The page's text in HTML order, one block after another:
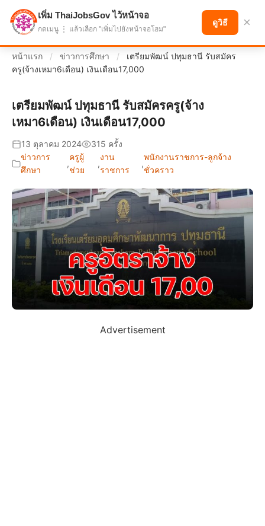
แบ่งปันโอกาส เพื่ออนาคตที่ก้าวหน้า
หน้าแรก / ข่าวการศึกษา /
เตรียมพัฒน์ ปทุมธานี รับสมัคร
ครู(จ้างเหมา6เดือน) เงินเดือน17,000
เตรียมพัฒน์ ปทุมธานี รับสมัครครู(จ้าง
เหมา6เดือน) เงินเดือน17,000
13 ตุลาคม 2024
315 ครั้ง
ข่าวการ
ศึกษา
,
ครูผู้
ช่วย
,
งาน
ราชการ
,
พนักงานราชการ-ลูกจ้าง
ชั่วคราว
Advertisement
เพิ่ม ThaiJobsGov ไว้หน้าจอ
กดเมนู ⋮ แล้วเลือก "เพิ่มไปยังหน้าจอโฮม"
ดูวิธี ×